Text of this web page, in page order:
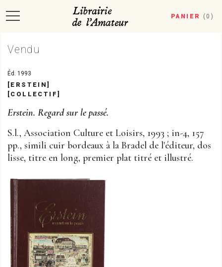
PANIER ( 0 )
Vendu
Éd. 1993
[ERSTEIN]
[COLLECTIF]
Erstein. Regard sur le passé.
S.l., Association Culture et Loisirs, 1993 ; in-4, 157
pp., simili cuir bordeaux à la Bradel de l'éditeur, dos
lisse, titre en long, premier plat titré et illustré.